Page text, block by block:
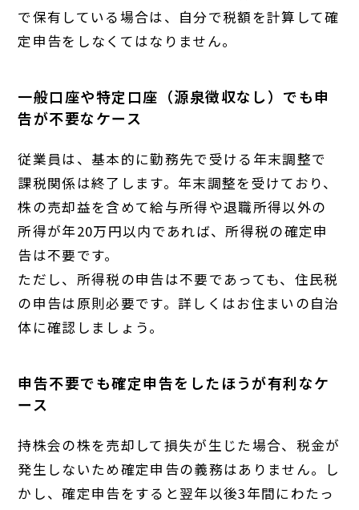
で保有している場合は、自分で税額を計算して確
定申告をしなくてはなりません。
一般口座や特定口座（源泉徴収なし）でも申
告が不要なケース
従業員は、基本的に勤務先で受ける年末調整で
課税関係は終了します。年末調整を受けており、
株の売却益を含めて給与所得や退職所得以外の
所得が年20万円以内であれば、所得税の確定申
告は不要です。
ただし、所得税の申告は不要であっても、住民税
の申告は原則必要です。詳しくはお住まいの自治
体に確認しましょう。
申告不要でも確定申告をしたほうが有利なケ
ース
持株会の株を売却して損失が生じた場合、税金が
発生しないため確定申告の義務はありません。し
かし、確定申告をすると翌年以後3年間にわたっ